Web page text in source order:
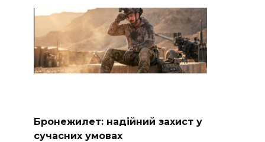
Бронежилет: надійний захист у
сучасних умовах